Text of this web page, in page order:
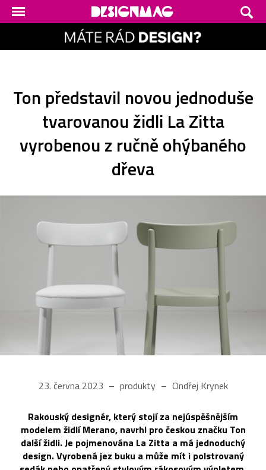
Ton představil novou jednoduše
tvarovanou židli La Zitta
vyrobenou z ručně ohýbaného
dřeva
23. června 2023 produkty Ondřej Krynek
Rakouský designér, který stojí za nejúspěšnějším
modelem židlí Merano, navrhl pro českou značku Ton
další židli. Je pojmenována La Zitta a má jednoduchý
design. Vyrobená jez buku a může mít i polstrovaný